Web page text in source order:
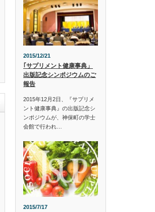
2015/12/21
｢サプリメント健康事典」
出版記念シンポジウムのご
報告
2015年12月2日、『サプリメ
ント健康事典』の出版記念シ
ンポジウムが、神保町の学士
会館で行われ…
2015/7/17